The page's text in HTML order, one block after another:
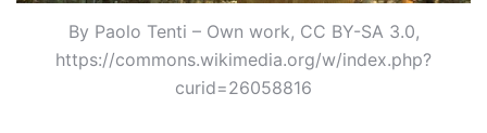
By Paolo Tenti – Own work, CC BY-SA 3.0,
https://commons.wikimedia.org/w/index.php?
curid=26058816